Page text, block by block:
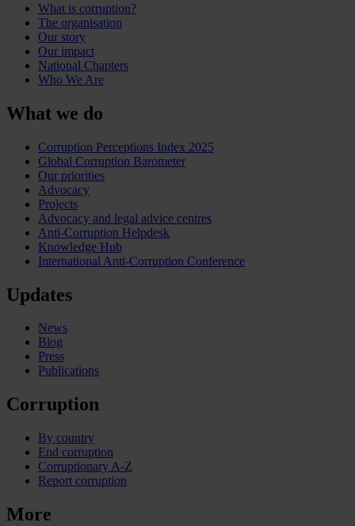
What is corruption?
The organisation
Our story
Our impact
National Chapters
Who We Are
What we do
Corruption Perceptions Index 2025
Global Corruption Barometer
Our priorities
Advocacy
Projects
Advocacy and legal advice centres
Anti-Corruption Helpdesk
Knowledge Hub
International Anti-Corruption Conference
Updates
News
Blog
Press
Publications
Corruption
By country
End corruption
Corruptionary A-Z
Report corruption
More